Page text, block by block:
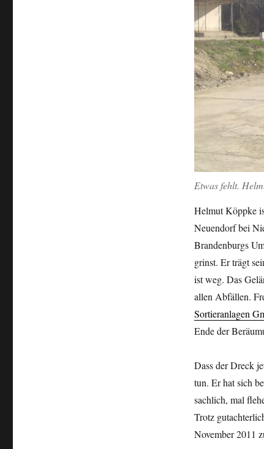
Etwas fehlt.
Helmut Köppke
Neuendorf bei
Brandenburgs
grinst. Er trägt
ist weg. Das
allen Abfällen.
Sortieranlagen
Ende der
Dass der Dreck
tun. Er hat sich
sachlich, mal
Trotz
November 2011